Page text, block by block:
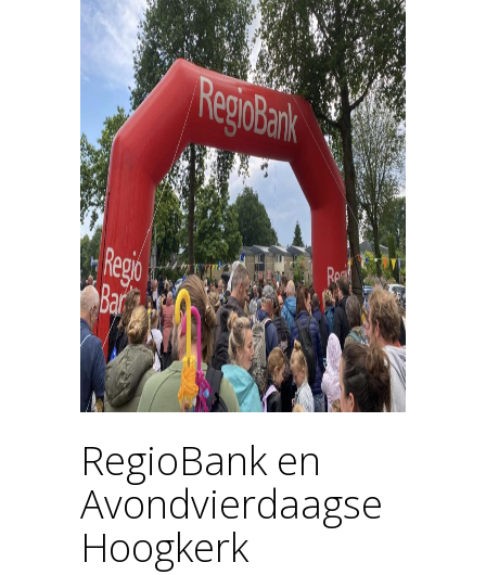
RegioBank en
Avondvierdaagse
Hoogkerk